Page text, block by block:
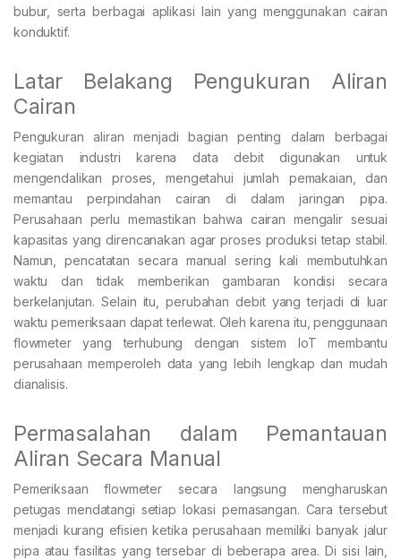
bubur, serta berbagai aplikasi lain yang menggunakan cairan
konduktif.
Latar Belakang Pengukuran Aliran
Cairan
Pengukuran aliran menjadi bagian penting dalam berbagai
kegiatan industri karena data debit digunakan untuk
mengendalikan proses, mengetahui jumlah pemakaian, dan
memantau perpindahan cairan di dalam jaringan pipa.
Perusahaan perlu memastikan bahwa cairan mengalir sesuai
kapasitas yang direncanakan agar proses produksi tetap stabil.
Namun, pencatatan secara manual sering kali membutuhkan
waktu dan tidak memberikan gambaran kondisi secara
berkelanjutan. Selain itu, perubahan debit yang terjadi di luar
waktu pemeriksaan dapat terlewat. Oleh karena itu, penggunaan
flowmeter yang terhubung dengan sistem IoT membantu
perusahaan memperoleh data yang lebih lengkap dan mudah
dianalisis.
Permasalahan dalam Pemantauan
Aliran Secara Manual
Pemeriksaan flowmeter secara langsung mengharuskan
petugas mendatangi setiap lokasi pemasangan. Cara tersebut
menjadi kurang efisien ketika perusahaan memiliki banyak jalur
pipa atau fasilitas yang tersebar di beberapa area. Di sisi lain,